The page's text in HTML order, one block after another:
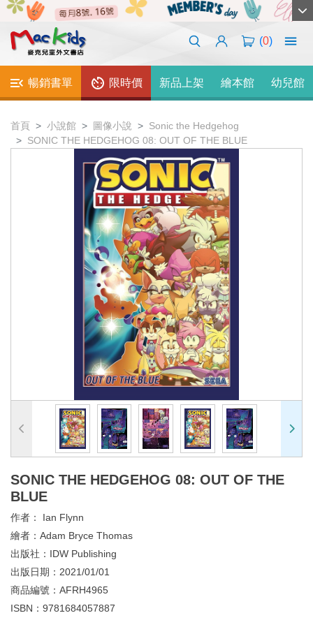
(0)
暢銷書單 限時價 新品上架 繪本館 幼兒館
首頁 小說館 圖像小說
Sonic the Hedgehog
SONIC THE HEDGEHOG 08: OUT OF THE BLUE
SONIC THE HEDGEHOG 08: OUT OF THE
BLUE
作者： Ian Flynn
繪者： Adam Bryce Thomas
出版社： IDW Publishing
出版日期： 2021/01/01
商品編號： AFRH4965
ISBN： 9781684057887